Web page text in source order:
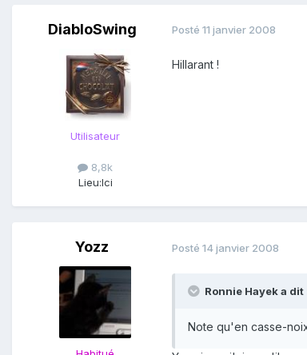
DiabloSwing
Utilisateur
8,8k
Lieu:Ici
Posté 11 janvier 2008
Hillarant !
Yozz Posté 14 janvier 2008
Ronnie Hayek a dit
Note qu'en casse-